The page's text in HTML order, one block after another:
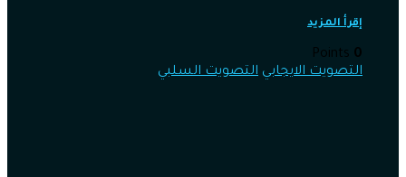
إقرأ المزيد
0
التصويت الايجابي التصويت السلبي